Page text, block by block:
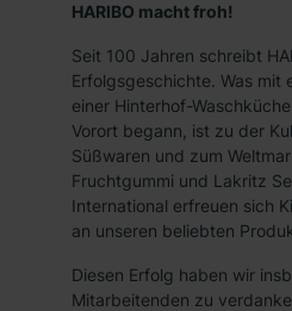
HARIBO macht froh!
Seit 100 Jahren schreibt
Erfolgsgeschichte. Was mit
einer Hinterhof-
Vorort begann, ist zu der
Süßwaren und zum
Fruchtgummi und Lakritz
International erfreuen sich
an unseren beliebten
Diesen Erfolg haben wir
Mitarbeitenden zu